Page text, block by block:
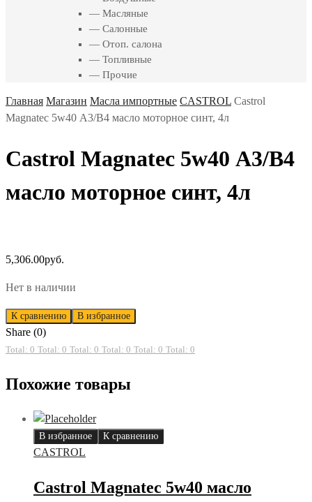
— Масляные
— Салонные
— Отоп. салона
— Топливные
— Прочие
Главная Магазин Масла импортные CASTROL Castrol
Magnatec 5w40 А3/В4 масло моторное синт, 4л
Castrol Magnatec 5w40 А3/В4
масло моторное синт, 4л
5,306.00руб.
Нет в наличии
К сравнению В избранное
Share (0)
Total: 0 Total: 0 Total: 0 Total: 0 Total: 0 Total: 0
Похожие товары
В избранное К сравнению
CASTROL
Castrol Magnatec 5w40 масло